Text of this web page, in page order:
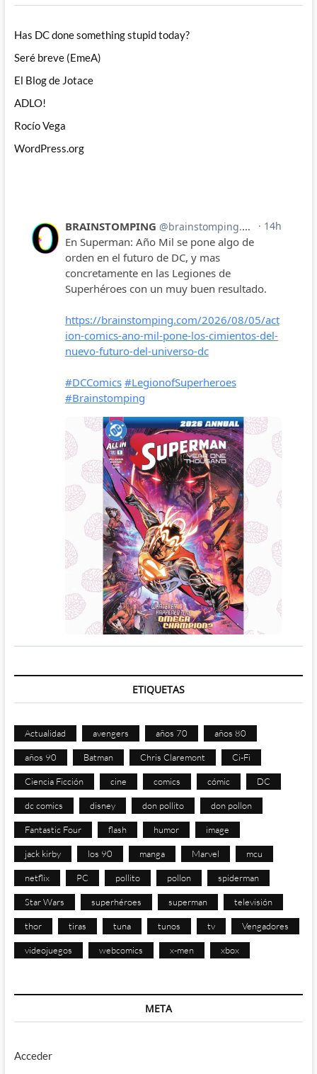
Has DC done something stupid today?
Seré breve (EmeA)
El Blog de Jotace
ADLO!
Rocío Vega
WordPress.org
ETIQUETAS
Actualidad avengers años 70 años 80
años 90 Batman Chris Claremont Ci-Fi
Ciencia Ficción cine comics cómic DC
dc comics disney don pollito don pollon
Fantastic Four flash humor image
jack kirby los 90 manga Marvel mcu
netflix PC pollito pollon spiderman
Star Wars superhéroes superman televisión
thor tiras tuna tunos tv Vengadores
videojuegos webcomics x-men xbox
META
Acceder